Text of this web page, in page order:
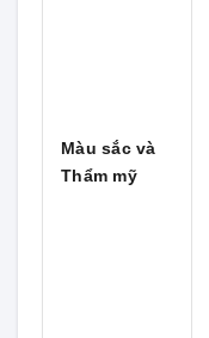
Màu sắc và
Thẩm mỹ